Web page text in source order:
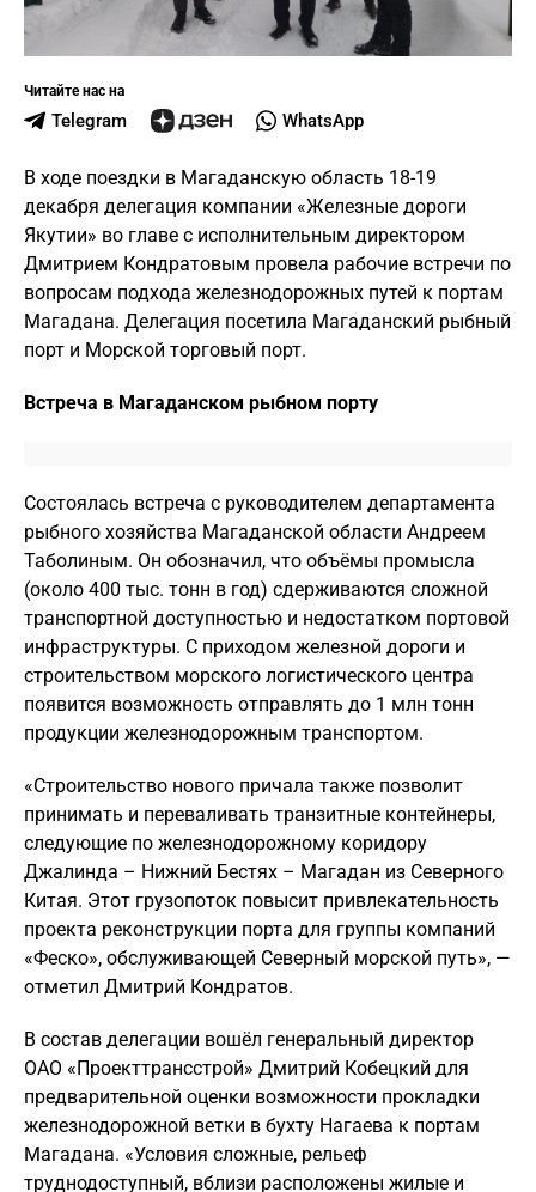
Читайте нас на
Telegram WhatsApp
В ходе поездки в Магаданскую область 18-19
декабря делегация компании «Железные дороги
Якутии» во главе с исполнительным директором
Дмитрием Кондратовым провела рабочие встречи по
вопросам подхода железнодорожных путей к портам
Магадана. Делегация посетила Магаданский рыбный
порт и Морской торговый порт.
Встреча в Магаданском рыбном порту
Состоялась встреча с руководителем департамента
рыбного хозяйства Магаданской области Андреем
Таболиным. Он обозначил, что объёмы промысла
(около 400 тыс. тонн в год) сдерживаются сложной
транспортной доступностью и недостатком портовой
инфраструктуры. С приходом железной дороги и
строительством морского логистического центра
появится возможность отправлять до 1 млн тонн
продукции железнодорожным транспортом.
«Строительство нового причала также позволит
принимать и переваливать транзитные контейнеры,
следующие по железнодорожному коридору
Джалинда – Нижний Бестях – Магадан из Северного
Китая. Этот грузопоток повысит привлекательность
проекта реконструкции порта для группы компаний
«Феско», обслуживающей Северный морской путь», —
отметил Дмитрий Кондратов.
В состав делегации вошёл генеральный директор
ОАО «Проекттрансстрой» Дмитрий Кобецкий для
предварительной оценки возможности прокладки
железнодорожной ветки в бухту Нагаева к портам
Магадана. «Условия сложные, рельеф
труднодоступный, вблизи расположены жилые и